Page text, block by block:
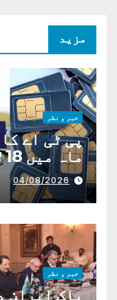
مزید
خبر و نظر
ماہ میں 18 لاکھ سے زائد سمز بلاک
04/08/2026
خبر و نظر